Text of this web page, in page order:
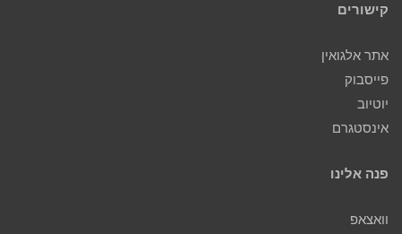
קישורים
אתר אלגואין
פייסבוק
יוטיוב
אינסטגרם
פנה אלינו
וואצאפ